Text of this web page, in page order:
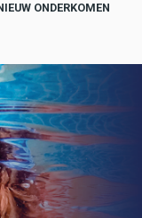
ONDERKOMEN